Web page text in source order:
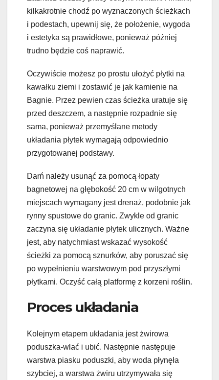
kilkakrotnie chodź po wyznaczonych ścieżkach
i podestach, upewnij się, że położenie, wygoda
i estetyka są prawidłowe, ponieważ później
trudno będzie coś naprawić.
Oczywiście możesz po prostu ułożyć płytki na
kawałku ziemi i zostawić je jak kamienie na
Bagnie. Przez pewien czas ścieżka uratuje się
przed deszczem, a następnie rozpadnie się
sama, ponieważ przemyślane metody
układania płytek wymagają odpowiednio
przygotowanej podstawy.
Darń należy usunąć za pomocą łopaty
bagnetowej na głębokość 20 cm w wilgotnych
miejscach wymagany jest drenaż, podobnie jak
rynny spustowe do granic. Zwykle od granic
zaczyna się układanie płytek ulicznych. Ważne
jest, aby natychmiast wskazać wysokość
ścieżki za pomocą sznurków, aby poruszać się
po wypełnieniu warstwowym pod przyszłymi
płytkami. Oczyść całą platformę z korzeni roślin.
Proces układania
Kolejnym etapem układania jest żwirowa
poduszka-wlać i ubić. Następnie następuje
warstwa piasku poduszki, aby woda płynęła
szybciej, a warstwa żwiru utrzymywała się